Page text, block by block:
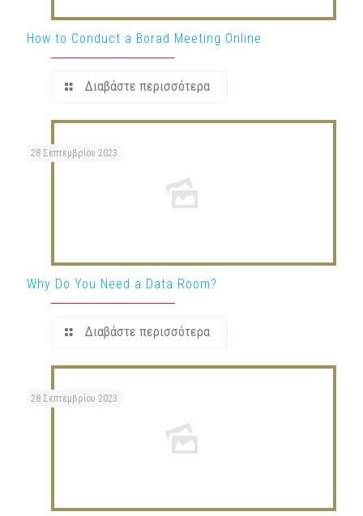
How to Conduct a Borad Meeting Online
Διαβάστε περισσότερα
28 Σεπτεμβρίου 2023
Why Do You Need a Data Room?
Διαβάστε περισσότερα
28 Σεπτεμβρίου 2023